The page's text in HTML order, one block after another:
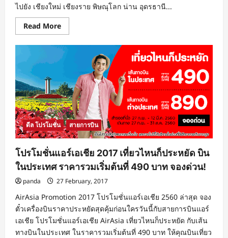
ไปยัง เชียงใหม่ เชียงราย พิษณุโลก น่าน อุดรธานี...
Read MoreRead
more
โปร
โม
ชั่น
ร่วม
กับ
บัตร
เครดิต
เค
ทีซี
บิน
นก
แอร์
สุด
คุ้ม
ส่วนลด
บาท
ด่วน!
ดีล โปรโมชั่น สายการบิน
โปรโมชั่นแอร์เอเชีย 2017 เที่ยวไหนก็ประหยัด บิน
ในประเทศ ราคารวมเริ่มต้นที่ 490 บาท จองด่วน!
panda 27 February, 2017
AirAsia Promotion 2017 โปรโมชั่นแอร์เอเชีย 2560 ล่าสุด จอง
ตั๋วเครื่องบินราคาประหยัดสุดคุ้มก่อนใครวันนี้กับสายการบินแอร์
เอเชีย โปรโมชั่นแอร์เอเชีย AirAsia เที่ยวไหนก็ประหยัด กับเส้น
ทางบินในประเทศ ในราคารวมเริ่มต้นที่ 490 บาท ให้คุณบินเที่ยว